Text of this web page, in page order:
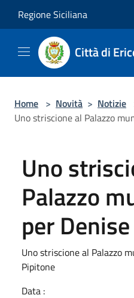
Regione Siciliana
Città di
Home > Novità > Notizie
Uno striscione al Palazzo
Uno
Palazzo
per
Uno striscione al Palazzo
Pipitone
Data :